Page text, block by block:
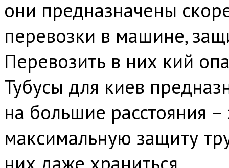
они предназначены
перевозки в машине,
Перевозить в них кий
Тубусы для киев
на большие расстояния
максимальную защиту